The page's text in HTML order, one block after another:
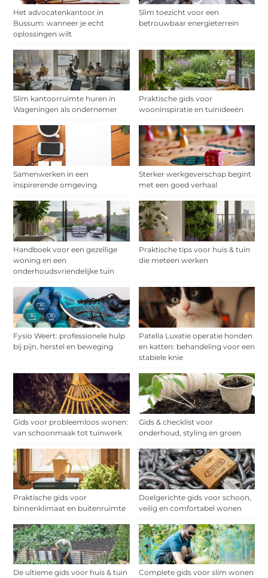
Het advocatenkantoor in
Bussum: wanneer je echt
oplossingen wilt
Slim toezicht voor een
betrouwbaar energieterrein
Slim kantoorruimte huren in
Wageningen als ondernemer
Praktische gids voor
wooninspiratie en tuinideeën
Samenwerken in een
inspirerende omgeving
Sterker werkgeverschap begint
met een goed verhaal
Handboek voor een gezellige
woning en een
onderhoudsvriendelijke tuin
Praktische tips voor huis & tuin
die meteen werken
Fysio Weert: professionele hulp
bij pijn, herstel en beweging
Patella Luxatie operatie honden
en katten: behandeling voor een
stabiele knie
Gids voor probleemloos wonen:
van schoonmaak tot tuinwerk
Gids & checklist voor
onderhoud, styling en groen
Praktische gids voor
binnenklimaat en buitenruimte
Doelgerichte gids voor schoon,
veilig en comfortabel wonen
De ultieme gids voor huis & tuin
Complete gids voor slim wonen